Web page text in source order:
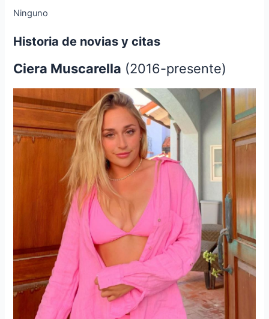
Ninguno
Historia de novias y citas
Ciera Muscarella (2016-presente)